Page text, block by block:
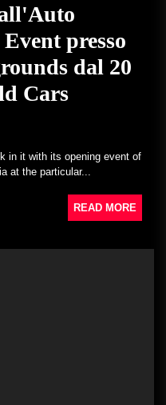
presso
dal 20
Cars
in it with its opening event of
at the particular...
READ MORE